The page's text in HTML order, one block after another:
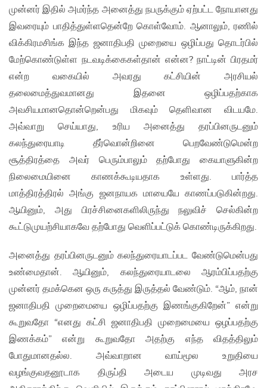
முன்னர் இதில் அமர்ந்த அனைத்து நபருக்கும் ஏற்பட்ட நோயானது
இவரையும் பாதித்துள்ளதென்றே கொள்வோம். ஆனாலும், ரணில்
விக்கிரமசிங்க இந்த ஜனாதிபதி முறையை ஒழிப்பது தொடர்பில்
மேற்கொண்டுள்ள நடவடிக்கைகள்தான் என்ன? நாட்டின் பிரதமர்
என்ற வகையில் அவரது கட்சியின் அரசியல்
தலைமைத்துவமானது இதனை ஒழிப்பதற்காக
அவசியமானதொன்றென்பது மிகவும் தெளிவான விடயமே.
அவ்வாறு செய்யாது, உரிய அனைத்து தரப்பினருடனும்
கலந்துரையாடி தீர்வொன்றினை பெறவேண்டுமென்ற
சூத்திரத்தை அவர் பெரும்பாலும் தற்போது கையாளுகின்ற
நிலைமையினை காணக்கூடியதாக உள்ளது. பார்த்த
மாத்திரத்திரல் அங்கு ஜனநாயக மாயையே காணப்படுகின்றது.
ஆயினும், அது பிரச்சினைகளிலிருந்து நலுவிச் செல்கின்ற
கூட்டுமுயற்சியாகவே தற்போது வெளிப்பட்டுக் கொண்டிருக்கிறது.
அனைத்து தரப்பினருடனும் கலந்துரையாடப்பட வேண்டுமென்பது
உண்மைதான். ஆயினும், கலந்துரையாடலை ஆரம்பிப்பதற்கு
முன்னர் தமக்கென ஒரு கருத்து இருத்தல் வேண்டும். “ஆம், நான்
ஜனாதிபதி முறைமையை ஒழிப்பதற்கு இணங்குகிறேன்” என்று
கூறுவதோ “எனது கட்சி ஜனாதிபதி முறைமையை ஒழப்பதற்கு
இணக்கம்” என்று கூறுவதோ அதற்கு எந்த விதத்திலும்
போதுமானதல்ல. அவ்வாறான வாய்மூல உறுதியை
வழங்குவதனூடாக திருப்தி அடைய முடிவது அரச